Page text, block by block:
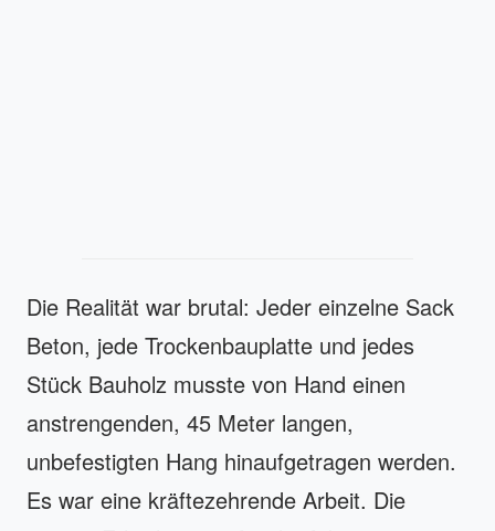
Die Realität war brutal: Jeder einzelne Sack
Beton, jede Trockenbauplatte und jedes
Stück Bauholz musste von Hand einen
anstrengenden, 45 Meter langen,
unbefestigten Hang hinaufgetragen werden.
Es war eine kräftezehrende Arbeit. Die